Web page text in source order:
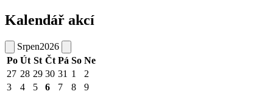
Kalendář akcí
Srpen2026
Po Út St Čt Pá So Ne
27 28 29 30 31 1
2
3
4 5 6 7 8
9